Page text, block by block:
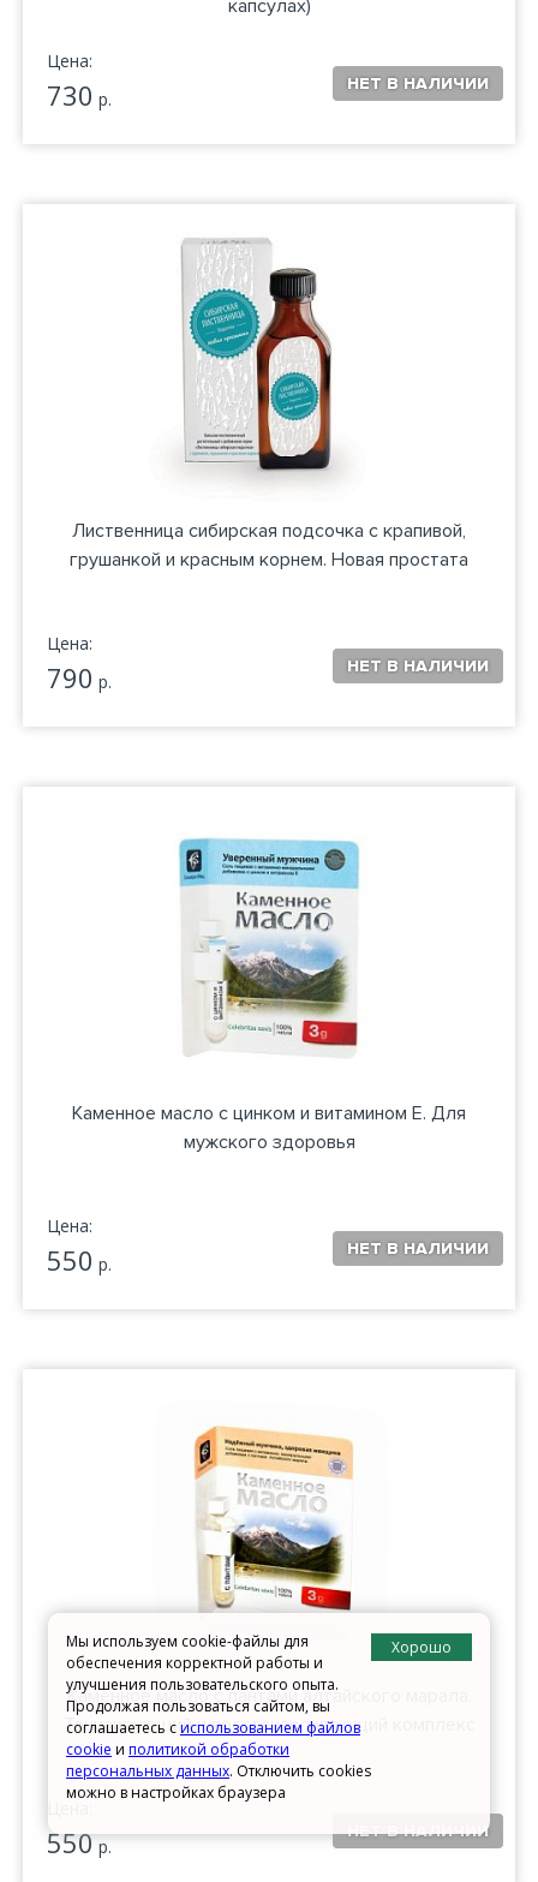
капсулах)
Цена:
730 р.
Лиственница сибирская подсочка с крапивой,
грушанкой и красным корнем. Новая простата
Цена:
790 р.
Каменное масло с цинком и витамином Е. Для
мужского здоровья
Цена:
550 р.
Каменное масло с пантами алтайского марала.
Тонизирующий и восстанавливающий комплекс
550 р.
Мы используем cookie-файлы для
обеспечения корректной работы и
улучшения пользовательского опыта.
Продолжая пользоваться сайтом, вы
соглашаетесь сиспользованием файлов
cookie и политикой обработки
персональных данных. Отключить cookies
можно в настройках браузера
Хорошо